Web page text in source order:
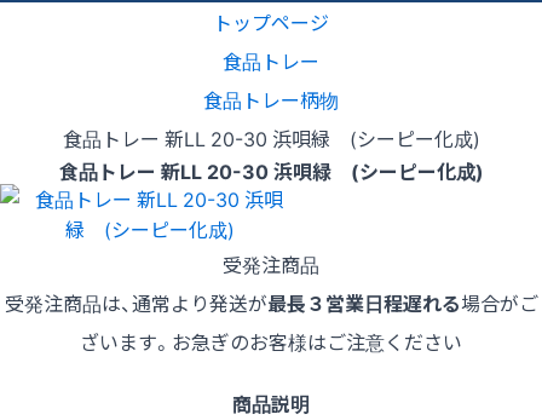
トップページ
食品トレー
食品トレー柄物
食品トレー 新LL 20-30 浜唄緑 (シーピー化成)
食品トレー 新LL 20-30 浜唄緑 (シーピー化成)
受発注商品
受発注商品は、通常より発送が最長３営業日程遅れる場合がご
ざいます。お急ぎのお客様はご注意ください
商品説明